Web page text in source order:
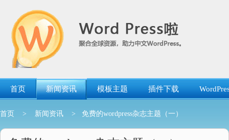
首页 新闻资讯 模板主题 插件下载
首页 > 新闻资讯 > 免费的wordpress杂志主题（一）